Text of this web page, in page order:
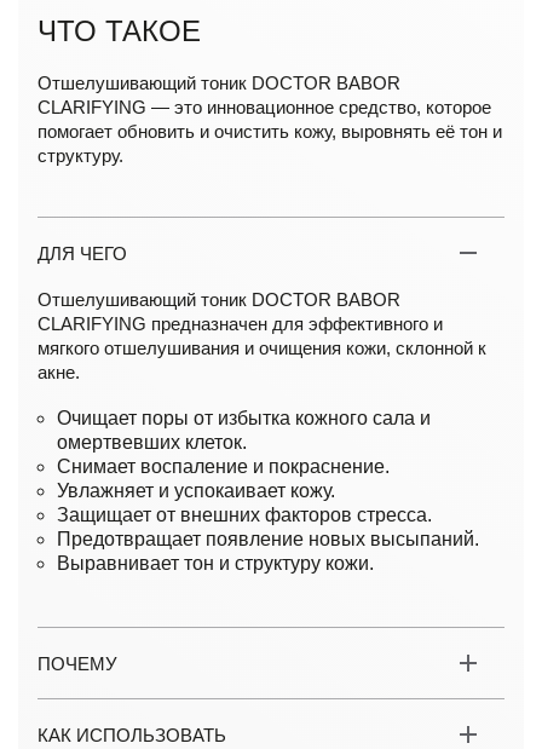
ЧТО ТАКОЕ
Отшелушивающий тоник DOCTOR BABOR
CLARIFYING — это инновационное средство, которое
помогает обновить и очистить кожу, выровнять её тон и
структуру.
ДЛЯ ЧЕГО
Отшелушивающий тоник DOCTOR BABOR
CLARIFYING предназначен для эффективного и
мягкого отшелушивания и очищения кожи, склонной к
акне.
Очищает поры от избытка кожного сала и
омертвевших клеток.
Снимает воспаление и покраснение.
Увлажняет и успокаивает кожу.
Защищает от внешних факторов стресса.
Предотвращает появление новых высыпаний.
Выравнивает тон и структуру кожи.
ПОЧЕМУ
КАК ИСПОЛЬЗОВАТЬ